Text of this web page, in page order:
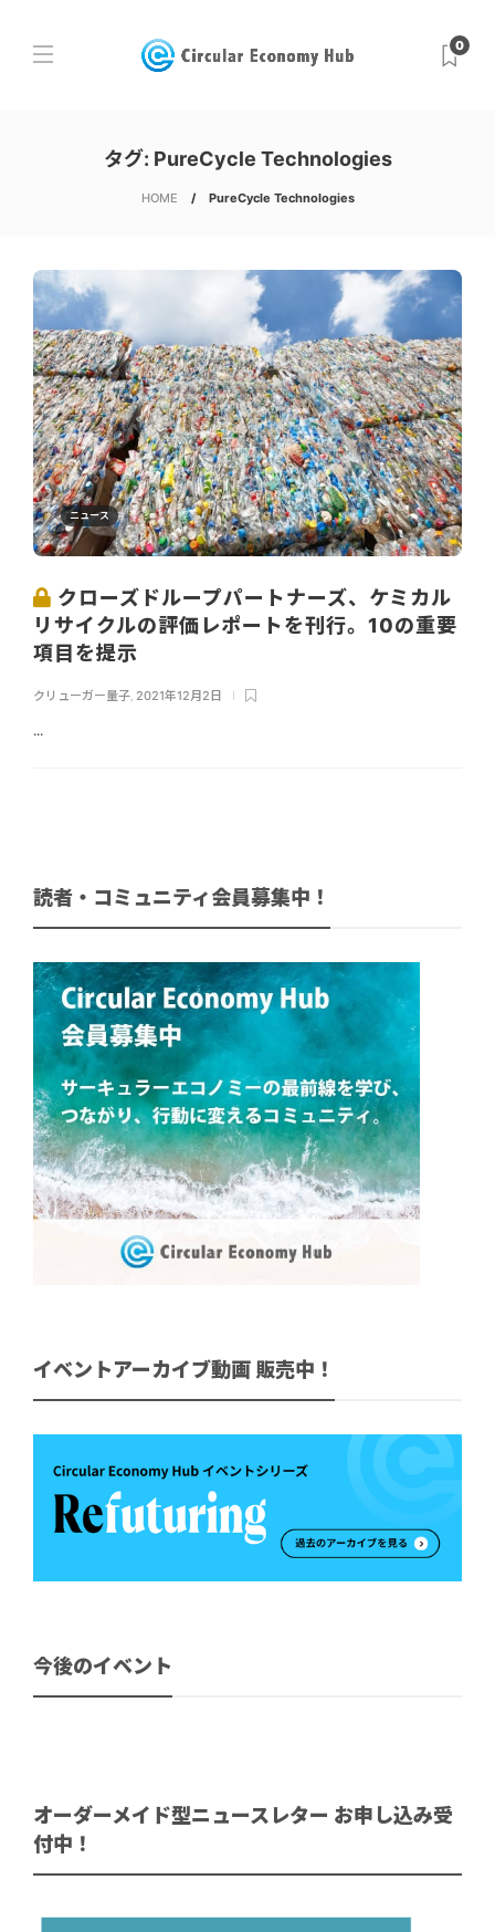
0
タグ: PureCycle Technologies
HOME PureCycle Technologies
ニュース
クローズドループパートナーズ、ケミカル
リサイクルの評価レポートを刊行。10の重要
項目を提示
クリューガー量子 2021年12月2日
...
読者・コミュニティ会員募集中！
イベントアーカイブ動画 販売中！
今後のイベント
オーダーメイド型ニュースレター お申し込み受
付中！